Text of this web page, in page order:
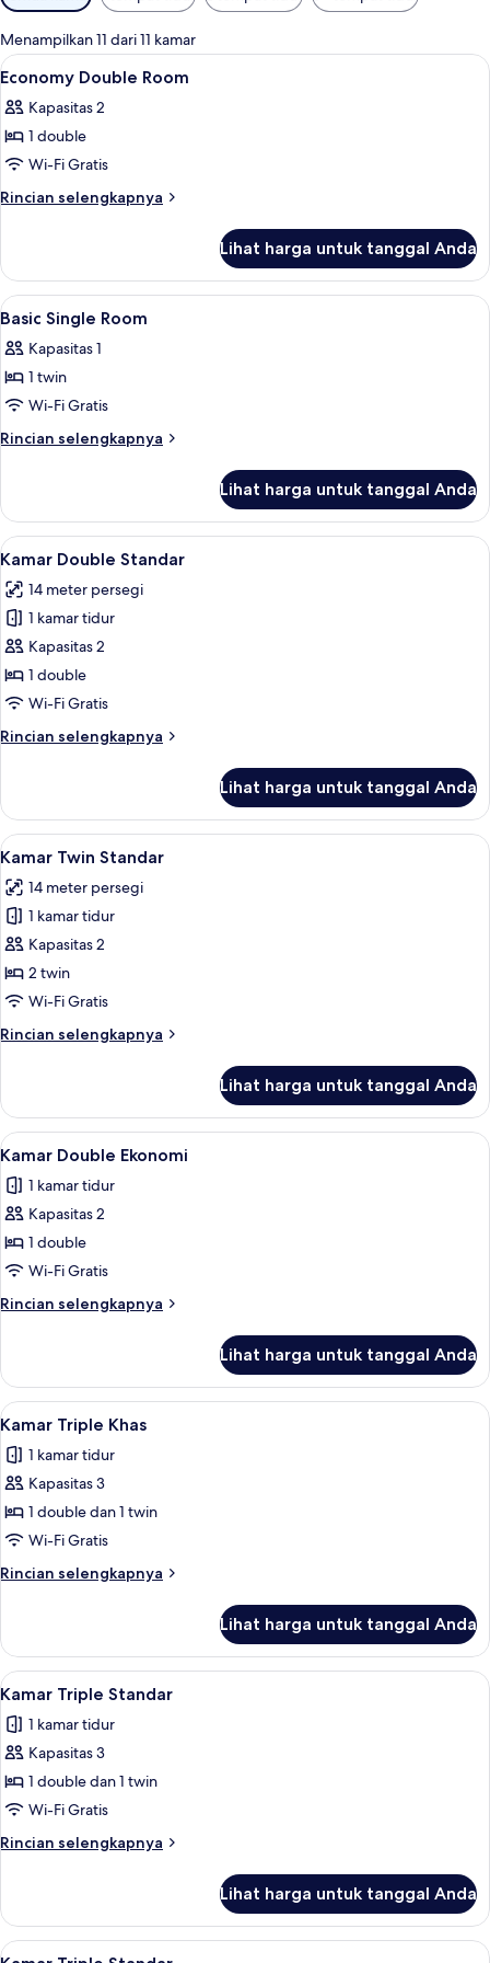
tersedia
untuk
kamar
Menampilkan 11 dari 11 kamar
Lihat
semua
foto
untuk
Economy
Double
5
Economy Double Room
Kapasitas 2
1 double
Wi-Fi Gratis
Rincian selengkapnya
Rincian
Economy
Double
Room
Lihat harga untuk tanggal Anda
Lihat
semua
foto
untuk
Basic
Single
3
Basic Single Room
Kapasitas 1
1 twin
Wi-Fi Gratis
Rincian selengkapnya
Rincian
Basic
Single
Room
Lihat harga untuk tanggal Anda
Lihat
semua
foto
untuk
Kamar
Double
Standar
6
Kamar Double Standar
14 meter persegi
1 kamar tidur
Kapasitas 2
1 double
Wi-Fi Gratis
Rincian selengkapnya
Rincian
Kamar
Double
Standar
Lihat harga untuk tanggal Anda
Lihat
semua
foto
untuk
Kamar
Twin
Standar
Kamar Twin Standar | Wi-Fi gratis
3
Kamar Twin Standar
14 meter persegi
1 kamar tidur
Kapasitas 2
2 twin
Wi-Fi Gratis
Rincian selengkapnya
Rincian
Kamar
Twin
Standar
Lihat harga untuk tanggal Anda
Lihat
semua
foto
untuk
Kamar
Double
Ekonomi
3
Kamar Double Ekonomi
1 kamar tidur
Kapasitas 2
1 double
Wi-Fi Gratis
Rincian selengkapnya
Rincian
Kamar
Double
Ekonomi
Lihat harga untuk tanggal Anda
Lihat
semua
foto
untuk
Kamar
Triple
Khas
4
Kamar Triple Khas
1 kamar tidur
Kapasitas 3
1 double dan 1 twin
Wi-Fi Gratis
Rincian selengkapnya
Rincian
Kamar
Triple
Khas
Lihat harga untuk tanggal Anda
Lihat
semua
foto
untuk
Kamar
Triple
Standar
Kamar Triple Standar | Wi-Fi gratis
4
Kamar Triple Standar
1 kamar tidur
Kapasitas 3
1 double dan 1 twin
Wi-Fi Gratis
Rincian selengkapnya
Rincian
Kamar
Triple
Lihat harga untuk tanggal Anda
Lihat Kamar Triple Standar | Wi-Fi gratis